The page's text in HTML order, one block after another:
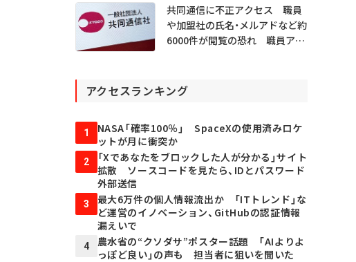
共同通信に不正アクセス 職員
や加盟社の氏名・メルアドなど約
6000件が閲覧の恐れ 職員アカ
アクセスランキング
1
NASA「確率100％」 SpaceXの使用済みロケ
ットが月に衝突か
2
「Xであなたをブロックした人が分かる」サイト
拡散 ソースコードを見たら、IDとパスワード
外部送信
3
最大6万件の個人情報流出か 「ITトレンド」な
ど運営のイノベーション、GitHubの認証情報
漏えいで
4
農水省の“クソダサ”ポスター話題 「AIよりよ
っぽど良い」の声も 担当者に狙いを聞いた